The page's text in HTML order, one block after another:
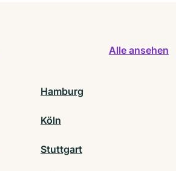
Alle ansehen
Hamburg
Köln
Stuttgart